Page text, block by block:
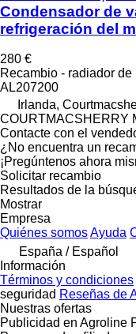
Condensador de
refrigeración del
280 €
Recambio - radiador
AL207200
Irlanda,
COURTMACSHERRY
Contacte con el
¿No encuentra un
¡Pregúntenos ahora
Solicitar recambio
Resultados de la
Mostrar
Empresa
Quiénes somosAyuda
España / Español
Información
Términos y condiciones
seguridad Reseñas de
Nuestras ofertas
Publicidad en Agroline